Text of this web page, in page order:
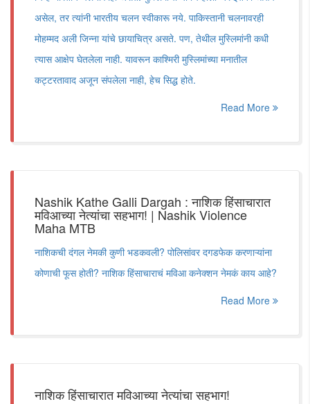
असेल, तर त्यांनी भारतीय चलन स्वीकारू नये. पाकिस्तानी चलनावरही
मोहम्मद अली जिन्ना यांचे छायाचित्र असते. पण, तेथील मुस्लिमांनी कधी
त्यास आक्षेप घेतलेला नाही. यावरून काश्मिरी मुस्लिमांच्या मनातील
कट्टरतावाद अजून संपलेला नाही, हेच सिद्ध होते.
Read More
Nashik Kathe Galli Dargah : नाशिक हिंसाचारात
मविआच्या नेत्यांचा सहभाग! | Nashik Violence
Maha MTB
नाशिकची दंगल नेमकी कुणी भडकवली? पोलिसांवर दगडफेक करणाऱ्यांना
कोणाची फूस होती? नाशिक हिंसाचाराचं मविआ कनेक्शन नेमकं काय आहे?
Read More
नाशिक हिंसाचारात मविआच्या नेत्यांचा सहभाग!